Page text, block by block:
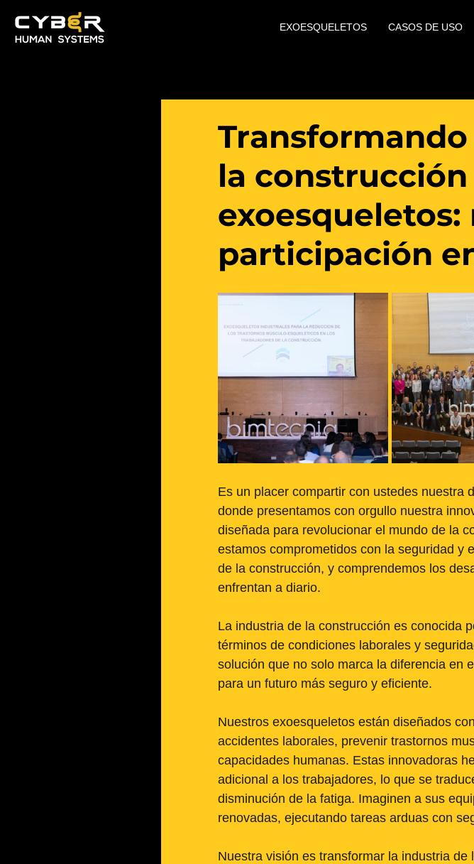
EXOESQUELETOS CASOS DE USO
la
exoesqueletos:
participación
Es un placer compartir con ustedes nuestra
donde presentamos con orgullo nuestra
diseñada para revolucionar el mundo de la
estamos comprometidos con la seguridad y
de la construcción, y comprendemos los
enfrentan a diario.
La industria de la construcción es conocida
términos de condiciones laborales y
solución que no solo marca la diferencia en
para un futuro más seguro y eficiente.
Nuestros exoesqueletos están diseñados
accidentes laborales, prevenir trastornos
capacidades humanas. Estas innovadoras
adicional a los trabajadores, lo que se
disminución de la fatiga. Imaginen a sus
renovadas, ejecutando tareas arduas con
Nuestra visión es transformar la industria